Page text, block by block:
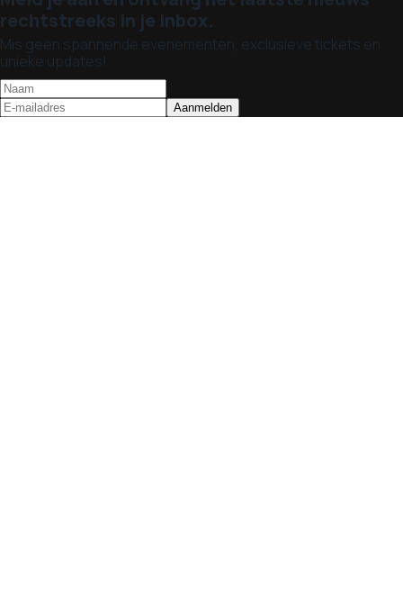
rechtstreeks in je inbox.
Mis geen spannende evenementen, exclusieve tickets en
unieke updates!